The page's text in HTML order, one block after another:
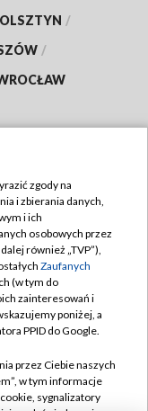
OLSZTYN /
/
zgody na
i zbierania danych,
i ich
osobowych przez
również „TVP”),
Zaufanych
(w tym do
zainteresowań i
poniżej, a
PPID do Google.
przez Ciebie naszych
w tym informacje
sygnalizatory